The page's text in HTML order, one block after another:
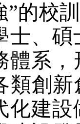
”的校
士、
體系
類創
化建